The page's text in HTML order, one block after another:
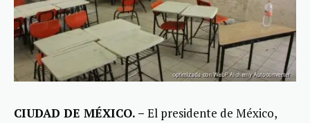
CIUDAD DE MÉXICO. – El presidente de México,